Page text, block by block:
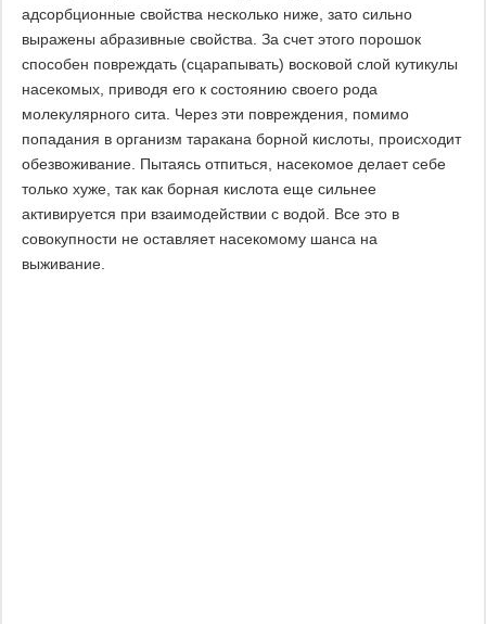
адсорбционные свойства несколько ниже, зато сильно
выражены абразивные свойства. За счет этого порошок
способен повреждать (сцарапывать) восковой слой кутикулы
насекомых, приводя его к состоянию своего рода
молекулярного сита. Через эти повреждения, помимо
попадания в организм таракана борной кислоты, происходит
обезвоживание. Пытаясь отпиться, насекомое делает себе
только хуже, так как борная кислота еще сильнее
активируется при взаимодействии с водой. Все это в
совокупности не оставляет насекомому шанса на
выживание.